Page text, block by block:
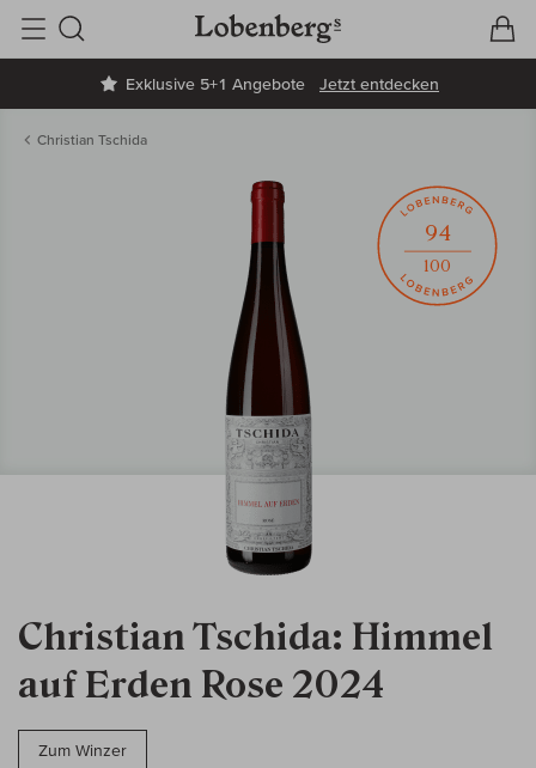
Exklusive 5+1 Angebote Jetzt entdecken
Suche
Christian Tschida
Christian Tschida: Himmel
auf Erden Rose 2024
Zum Winzer
94
100